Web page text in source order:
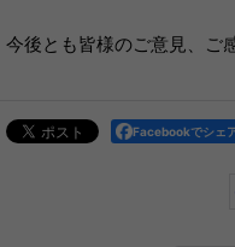
今後とも皆様のご意見、ご
Facebookでシェ